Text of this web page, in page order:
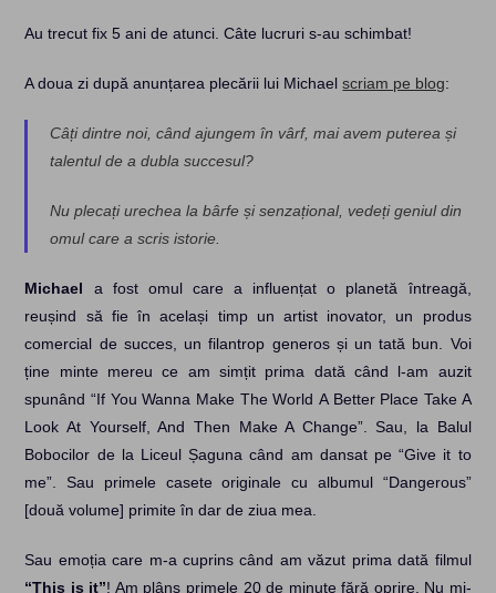
Au trecut fix 5 ani de atunci. Câte lucruri s-au schimbat!
A doua zi după anunțarea plecării lui Michaelscriam pe blog:
Câți dintre noi, când ajungem în vârf, mai avem puterea și
talentul de a dubla succesul?
Nu plecați urechea la bârfe și senzațional, vedeți geniul din
omul care a scris istorie.
Michael a fost omul care a influențat o planetă întreagă,
reușind să fie în același timp un artist inovator, un produs
comercial de succes, un filantrop generos și un tată bun. Voi
ține minte mereu ce am simțit prima dată când l-am auzit
spunând “If You Wanna Make The World A Better Place Take A
Look At Yourself, And Then Make A Change”. Sau, la Balul
Bobocilor de la Liceul Șaguna când am dansat pe “Give it to
me”. Sau primele casete originale cu albumul “Dangerous”
[două volume] primite în dar de ziua mea.
Sau emoția care m-a cuprins când am văzut prima dată filmul
“This is it”! Am plâns primele 20 de minute fără oprire. Nu mi-